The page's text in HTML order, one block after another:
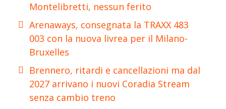
Montelibretti, nessun ferito
Arenaways, consegnata la TRAXX 483
003 con la nuova livrea per il Milano-
Bruxelles
Brennero, ritardi e cancellazioni ma dal
2027 arrivano i nuovi Coradia Stream
senza cambio treno